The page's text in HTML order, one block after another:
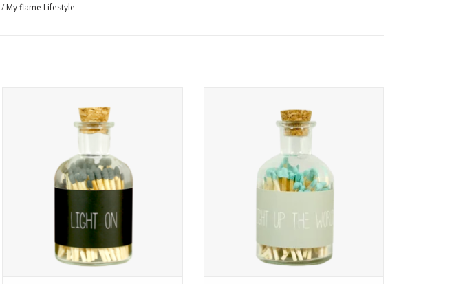
/ My flame Lifestyle
Afmetingen van het potje: 6 x 10,5 cm
Lengte van de lucifers: 8 cm
Afmetingen van het potje: 6 x 10,5 cm
Lengte van de lucifers: 8 cm